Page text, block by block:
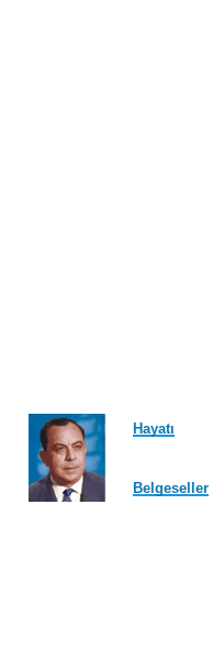
Hayatı
Belgeseller